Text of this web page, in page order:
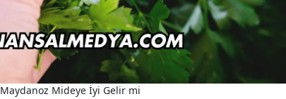
Maydanoz Mideye İyi Gelir mi